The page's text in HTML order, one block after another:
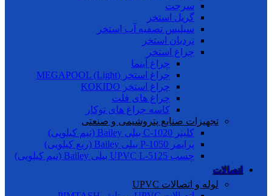
سرجت
گریل استخر
سیلیس تصفیه آب استخر
نردبان استخر
چراغ استخر
چراغ آبنما
چراغ استخر (MEGAPOOL (Light
چراغ استخر KOKIDO
چراغ های فلت
کاسه چراغ های توکار
تجهیزات صنایع پتروشیمی و صنعتی
کلینر C-1020 بیلی Bailey (نیم کیلویی)
پرایمر P-1050 بیلی Bailey (ربع کیلویی)
چسب UPVC L-5125 بیلی Bailey (نیم کیلویی)
اتصالات
لوله و اتصالات UPVC